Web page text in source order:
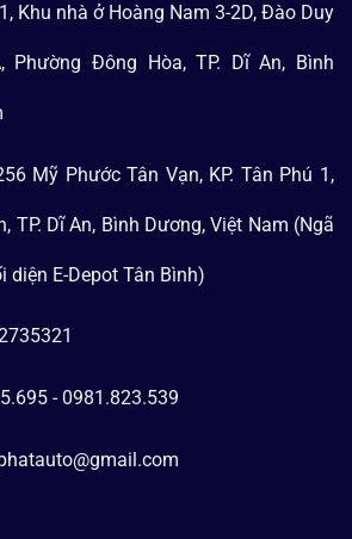
Khu nhà ở Hoàng Nam 3-2D, Đào Duy
Phường Đông Hòa, TP. Dĩ An, Bình
Mỹ Phước Tân Vạn, KP. Tân Phú 1,
TP. Dĩ An, Bình Dương, Việt Nam (Ngã
diện E-Depot Tân Bình)
- 0981.823.539